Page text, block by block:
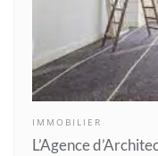
IMMOBILIER
L’Agence